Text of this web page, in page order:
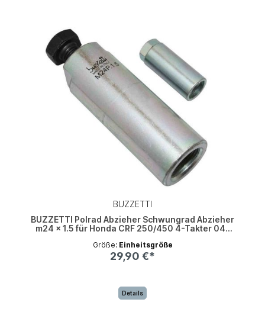
BUZZETTI
BUZZETTI Polrad Abzieher Schwungrad Abzieher
m24 x 1.5 für Honda CRF 250/450 4-Takter 04-
Größe: Einheitsgröße
29,90 €*
Details